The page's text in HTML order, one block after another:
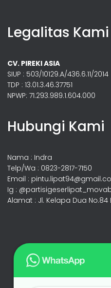
Legalitas Kami
CV. PIREKI ASIA
SIUP : 503/10129.A/436.6.11/2014
TDP : 13.01.3.46.37751
NPWP: 71.293.989.1.604.000
Hubungi Kami
Nama : Indra
Telp/Wa : 0823-2817-7150
Email :
Ig :
Alamat : Jl. Kelapa Dua